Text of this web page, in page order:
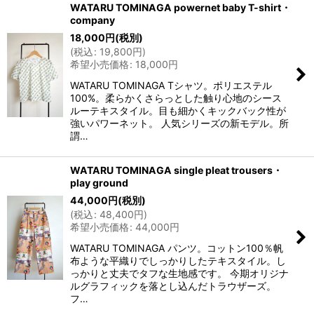
WATARU TOMINAGA powernet baby T-shirt・
company
18,000円(税別)
(税込: 19,800円)
希望小売価格: 18,000円
WATARU TOMINAGA Tシャツ。ポリエステル
100%。柔らかくさらっとした触り心地のシース
ルーテキスタイル。目も細かくキックバック性が
強いパワーネット。 人気シリーズの新モデル。所
謂…
WATARU TOMINAGA single pleat trousers・
play ground
44,000円(税別)
(税込: 48,400円)
希望小売価格: 44,000円
WATARU TOMINAGA パンツ。コットン100％帆
布ような平織りでしっかりしたテキスタイル。し
っかりと丈夫でタフな生地感です。 今期オリジナ
ルグラフィックを落とし込んだトラウザーズ。
フ…